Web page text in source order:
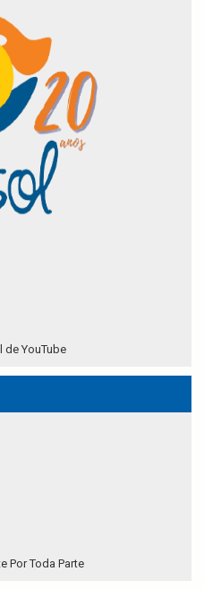
de YouTube
Por Toda Parte